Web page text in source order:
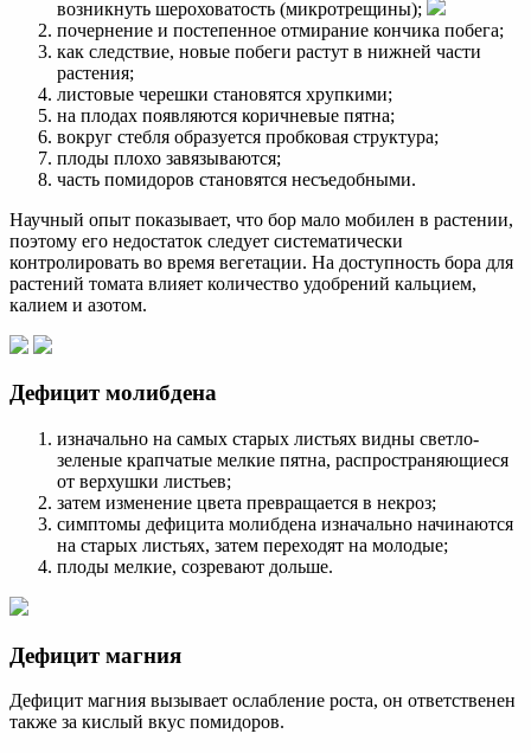
возникнуть шероховатость (микротрещины);
почернение и постепенное отмирание кончика побега;
как следствие, новые побеги растут в нижней части
растения;
листовые черешки становятся хрупкими;
на плодах появляются коричневые пятна;
вокруг стебля образуется пробковая структура;
плоды плохо завязываются;
часть помидоров становятся несъедобными.
Научный опыт показывает, что бор мало мобилен в растении,
поэтому его недостаток следует систематически
контролировать во время вегетации. На доступность бора для
растений томата влияет количество удобрений кальцием,
калием и азотом.
Дефицит молибдена
изначально на самых старых листьях видны светло-
зеленые крапчатые мелкие пятна, распространяющиеся
от верхушки листьев;
затем изменение цвета превращается в некроз;
симптомы дефицита молибдена изначально начинаются
на старых листьях, затем переходят на молодые;
плоды мелкие, созревают дольше.
Дефицит магния
Дефицит магния вызывает ослабление роста, он ответственен
также за кислый вкус помидоров.